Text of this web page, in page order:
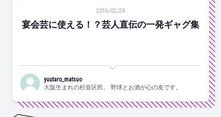
2016/02/24
宴会芸に使える！？芸人直伝の一発ギャグ集
yuutaro_matsuo
大阪生まれの杉並区民。 野球とお酒が心の友です。